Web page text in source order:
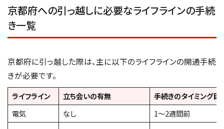
京都府への引っ越しに必要なライフラインの手続
き一覧
京都府に引っ越した際は、主に以下のライフラインの開通手続
きが必要です。
ライフライン 立ち会いの有無
手続きのタイミング目
電気
なし 1〜2週間前